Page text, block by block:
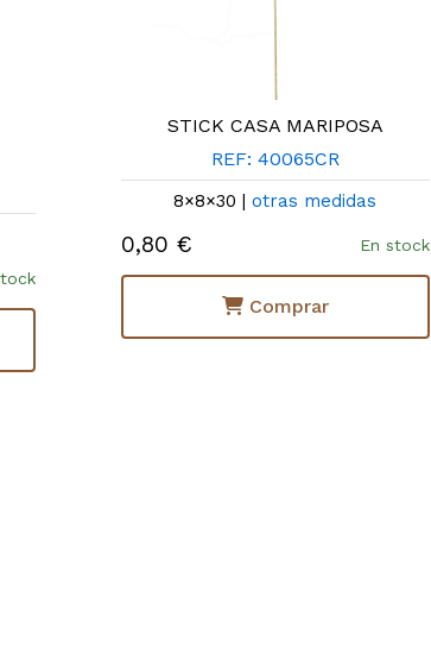
STICK CASA MARIPOSA
REF: 40065CR
8×8×30 |otras medidas
0,80 € En stock
Comprar